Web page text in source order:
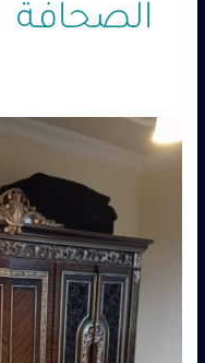
الصحافة
محلات
شراء
0560485279